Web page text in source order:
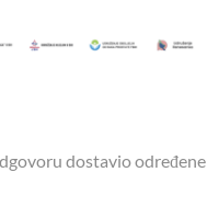
dostavio